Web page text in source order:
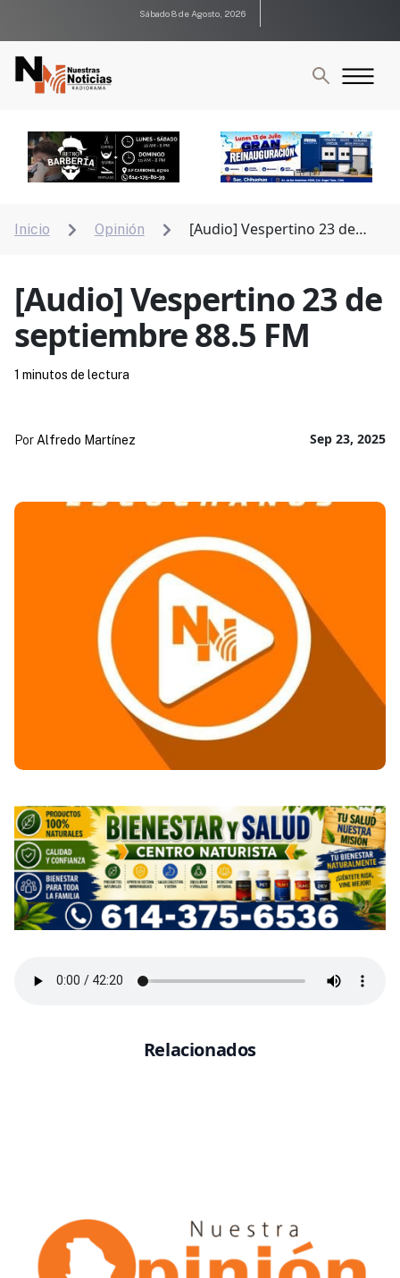
Sábado 8 de Agosto, 2026
Inicio  Opinión 
[Audio] Vespertino 23 de
[Audio] Vespertino 23 de
septiembre 88.5 FM
Sep 23, 2025
Por Alfredo Martínez
1 minutos de lectura
Relacionados